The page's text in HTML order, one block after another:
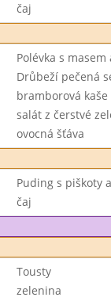
čaj
Polévka s masem
Drůbeží pečená
bramborová kaše
salát z čerstvé
ovocná šťáva
Puding s piškoty
čaj
Tousty
zelenina